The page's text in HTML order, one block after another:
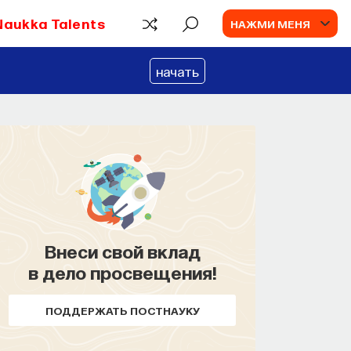
Talents НАЖМИ МЕНЯ
начать
Внеси свой вклад
в дело просвещения!
ПОДДЕРЖАТЬ ПОСТНАУКУ
Философский поиск:
начала